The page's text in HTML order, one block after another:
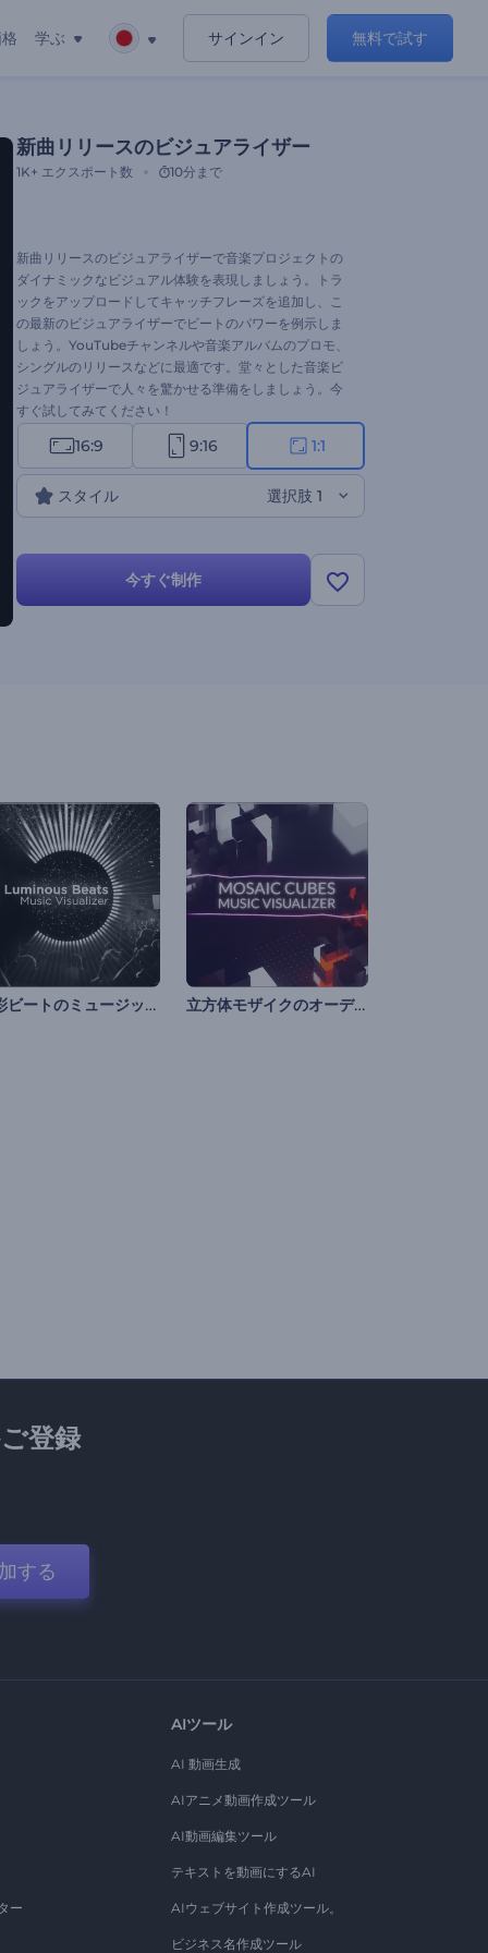
学ぶ サインイン 無料で試す
新曲リリースのビジュアライザー
1K+ エクスポート数 10分まで
新曲リリースのビジュアライザーで音楽プロジェクトの
ダイナミックなビジュアル体験を表現しましょう。トラ
ックをアップロードしてキャッチフレーズを追加し、こ
の最新のビジュアライザーでビートのパワーを例示しま
しょう。YouTubeチャンネルや音楽アルバムのプロモ、
シングルのリリースなどに最適です。堂々とした音楽ビ
ジュアライザーで人々を驚かせる準備をしましょう。今
すぐ試してみてください！
16:9 9:16 1:1
スタイル 選択肢 1
今すぐ制作
光彩ビートのミュージック・ビジュアライザー 立方体モザイクのオーディオビジュアライザー
登録
する
ー
AIツール
AI 動画生成
AIアニメ動画作成ツール
AI動画編集ツール
テキストを動画にするAI
AIウェブサイト作成ツール。
ビジネス名作成ツール